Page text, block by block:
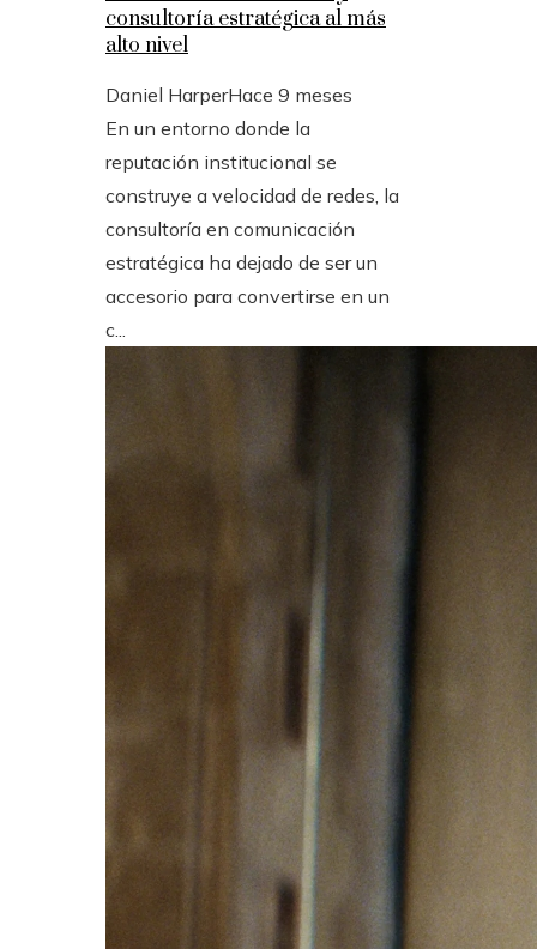
consultoría estratégica al más
alto nivel
Daniel HarperHace 9 meses
En un entorno donde la
reputación institucional se
construye a velocidad de redes, la
consultoría en comunicación
estratégica ha dejado de ser un
accesorio para convertirse en un
c...